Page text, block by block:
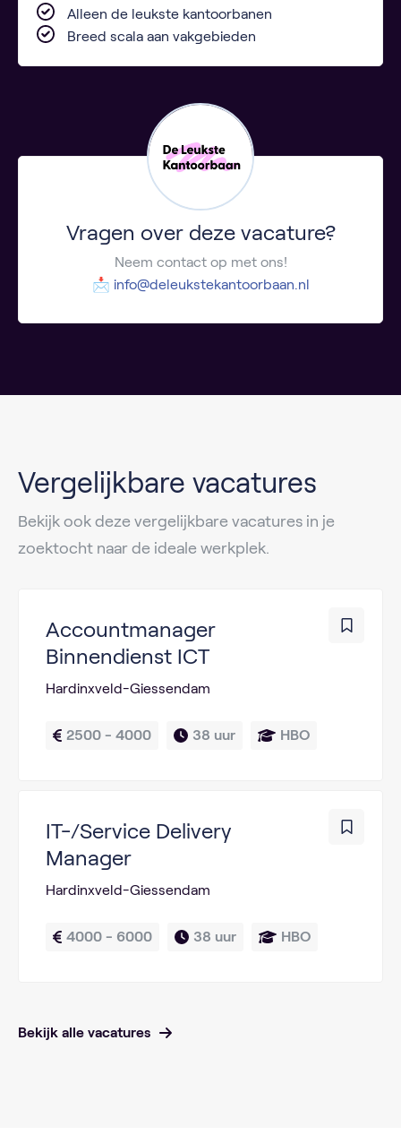
Alleen de leukste kantoorbanen
Breed scala aan vakgebieden
Vragen over deze vacature?
Neem contact op met ons!
📩 info@deleukstekantoorbaan.nl
Vergelijkbare vacatures
Bekijk ook deze vergelijkbare vacatures in je
zoektocht naar de ideale werkplek.
Accountmanager
Binnendienst ICT
Hardinxveld-Giessendam
2500 - 4000 38 uur HBO
IT-/Service Delivery
Manager
Hardinxveld-Giessendam
4000 - 6000 38 uur HBO
Bekijk alle vacatures